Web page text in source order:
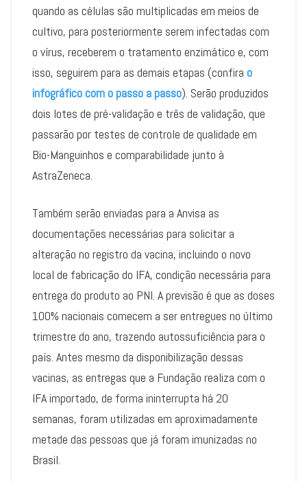
quando as células são multiplicadas em meios de
cultivo, para posteriormente serem infectadas com
o vírus, receberem o tratamento enzimático e, com
isso, seguirem para as demais etapas (confira o
infográfico com o passo a passo). Serão produzidos
dois lotes de pré-validação e três de validação, que
passarão por testes de controle de qualidade em
Bio-Manguinhos e comparabilidade junto à
AstraZeneca.
Também serão enviadas para a Anvisa as
documentações necessárias para solicitar a
alteração no registro da vacina, incluindo o novo
local de fabricação do IFA, condição necessária para
entrega do produto ao PNI. A previsão é que as doses
100% nacionais comecem a ser entregues no último
trimestre do ano, trazendo autossuficiência para o
país. Antes mesmo da disponibilização dessas
vacinas, as entregas que a Fundação realiza com o
IFA importado, de forma ininterrupta há 20
semanas, foram utilizadas em aproximadamente
metade das pessoas que já foram imunizadas no
Brasil.